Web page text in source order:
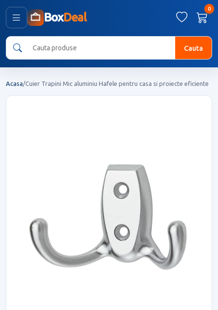
BoxDeal
0
Cauta
Acasa/Cuier Trapini Mic aluminiu Hafele pentru casa si proiecte eficiente